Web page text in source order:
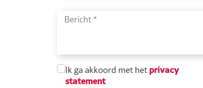
Ik ga akkoord met het privacy
statement